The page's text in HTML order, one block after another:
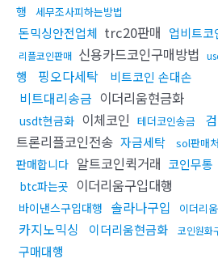
행
세무조사피하는방법
돈믹싱안전업체 trc20판매 업비트코
리플코인판매 신용카드코인구매방법
행
핑오다세탁 비트코인 손대손
비트대리송금 이더리움현금화
usdt현금화 이체코인 테더코인송금
트론리플코인전송 자금세탁 sol판매처
판매합니다 알트코인퀵거래 코인무통
btc파는곳 이더리움구입대행
바이낸스구입대행 솔라나구입 이더리움
카지노믹싱
이더리움현금화 코인원화
구매대행